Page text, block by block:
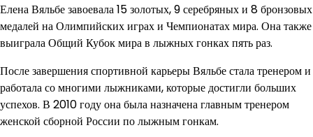
Елена Вяльбе завоевала 15 золотых, 9 серебряных и 8 бронзовых
медалей на Олимпийских играх и Чемпионатах мира. Она также
выиграла Общий Кубок мира в лыжных гонках пять раз.
После завершения спортивной карьеры Вяльбе стала тренером и
работала со многими лыжниками, которые достигли больших
успехов. В 2010 году она была назначена главным тренером
женской сборной России по лыжным гонкам.